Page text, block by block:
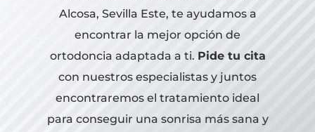
Alcosa, Sevilla Este, te ayudamos a
encontrar la mejor opción de
ortodoncia adaptada a ti. Pide tu cita
con nuestros especialistas y juntos
encontraremos el tratamiento ideal
para conseguir una sonrisa más sana y